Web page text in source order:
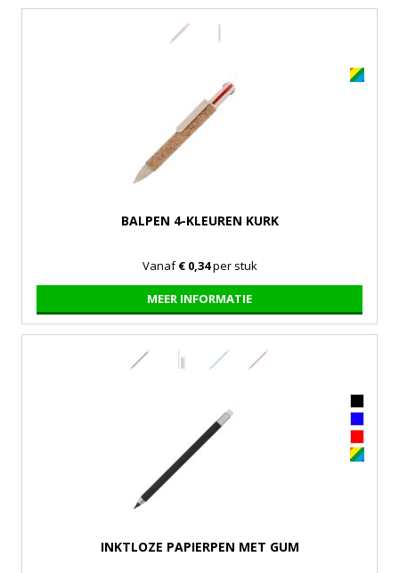
BALPEN 4-KLEUREN KURK
Vanaf€ 0,34per stuk
MEER INFORMATIE
INKTLOZE PAPIERPEN MET GUM